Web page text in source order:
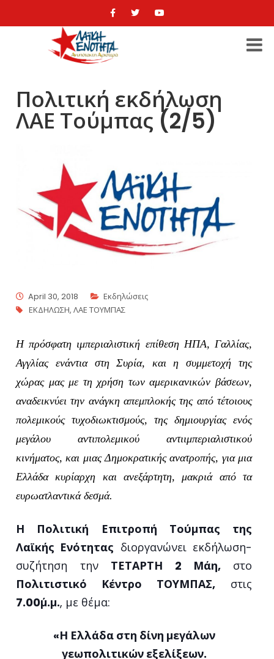
Πολιτική εκδήλωση
ΛΑΕ Τούμπας (2/5)
April 30, 2018
Εκδηλώσεις
ΕΚΔΗΛΩΣΗ,ΛΑΕ ΤΟΥΜΠΑΣ
Η πρόσφατη ιμπεριαλιστική επίθεση ΗΠΑ, Γαλλίας,
Αγγλίας ενάντια στη Συρία, και η συμμετοχή της
χώρας μας με τη χρήση των αμερικανικών βάσεων,
αναδεικνύει την ανάγκη απεμπλοκής της από τέτοιους
πολεμικούς τυχοδιωκτισμούς, της δημιουργίας ενός
μεγάλου αντιπολεμικού αντιιμπεριαλιστικού
κινήματος, και μιας Δημοκρατικής ανατροπής, για μια
Ελλάδα κυρίαρχη και ανεξάρτητη, μακριά από τα
ευρωατλαντικά δεσμά.
Η Πολιτική Επιτροπή Τούμπας της
Λαϊκής Ενότητας διοργανώνει εκδήλωση-
συζήτηση την ΤΕΤΑΡΤΗ 2 Μάη, στο
Πολιτιστικό Κέντρο ΤΟΥΜΠΑΣ,στις
7.00΄μ.μ., με θέμα:
«Η Ελλάδα στη δίνη μεγάλων
γεωπολιτικών εξελίξεων.